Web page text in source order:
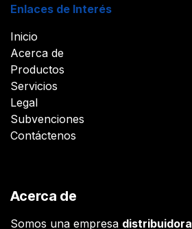
Enlaces de Interés
Inicio
Acerca de
Productos
Servicios
Legal
Subvenciones
Contáctenos
Acerca de
Somos una empresa distribuidora